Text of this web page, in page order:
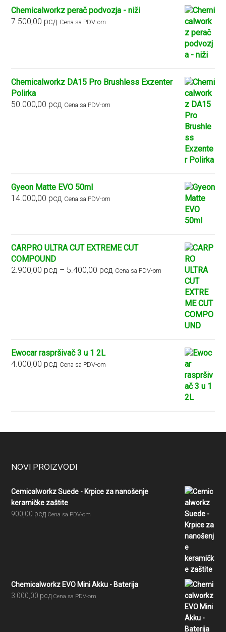
Chemicalworkz perač podvozja - niži
7.500,00 рсд Cena sa PDV-om
Chemicalworkz DA15 Pro Brushless Exzenter
Polirka
50.000,00 рсд Cena sa PDV-om
Gyeon Matte EVO 50ml
14.000,00 рсд Cena sa PDV-om
CARPRO ULTRA CUT EXTREME CUT
COMPOUND
2.900,00 рсд – 5.400,00 рсд Raspon
Cena sa PDV-om
Ewocar raspršivač 3 u 1 2L
4.000,00 рсд Cena sa PDV-om
Footer
NOVI PROIZVODI
Cemicalworkz Suede - Krpice za nanošenje
keramičke zaštite
900,00 рсд Cena sa PDV-om
Chemicalworkz EVO Mini Akku - Baterija
3.000,00 рсд Cena sa PDV-om